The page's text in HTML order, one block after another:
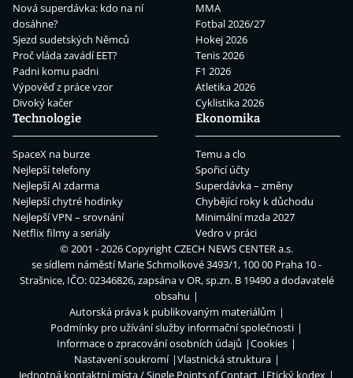
Nová superdávka: kdo na ní
dosáhne?
Sjezd sudetských Němců
Proč vláda zavádí EET?
Padni komu padni
Výpověď z práce vzor
Divoký kačer
MMA
Fotbal 2026/27
Hokej 2026
Tenis 2026
F1 2026
Atletika 2026
Cyklistika 2026
Technologie
SpaceX na burze
Nejlepší telefony
Nejlepší AI zdarma
Nejlepší chytré hodinky
Nejlepší VPN – srovnání
Netflix filmy a seriály
Ekonomika
Temu a clo
Spořicí účty
Superdávka – změny
Chybějící roky k důchodu
Minimální mzda 2027
Vedro v práci
© 2001 - 2026 CopyrightCZECH NEWS CENTER a.s.
se sídlem náměstí Marie Schmolkové 3493/1, 100 00 Praha 10 -
Strašnice, IČO: 02346826, zapsána v OR, sp.zn. B 19490 a dodavatelé
obsahu
Autorská práva k publikovaným materiálům
Podmínky pro užívání služby informační společnosti
Informace o zpracování osobních údajů
Cookies
Nastavení soukromí
Vlastnická struktura
Jednotná kontaktní místa / Single Points of Contact
Etický kodex